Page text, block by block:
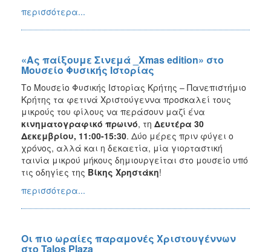
περισσότερα...
«Ας παίξουμε Σινεμά _Xmas edition» στο
Μουσείο Φυσικής Ιστορίας
Το Μουσείο Φυσικής Ιστορίας Κρήτης – Πανεπιστήμιο
Κρήτης τα φετινά Χριστούγεννα προσκαλεί τους
μικρούς του φίλους να περάσουν μαζί ένα
κινηματογραφικό πρωινό, τη Δευτέρα 30
Δεκεμβρίου, 11:00-15:30. Δύο μέρες πριν φύγει ο
χρόνος, αλλά και η δεκαετία, μία γιορταστική
ταινία μικρού μήκους δημιουργείται στο μουσείο υπό
τις οδηγίες της Βίκης Χρηστάκη!
περισσότερα...
Οι πιο ωραίες παραμονές Χριστουγέννων
στο Talos Plaza